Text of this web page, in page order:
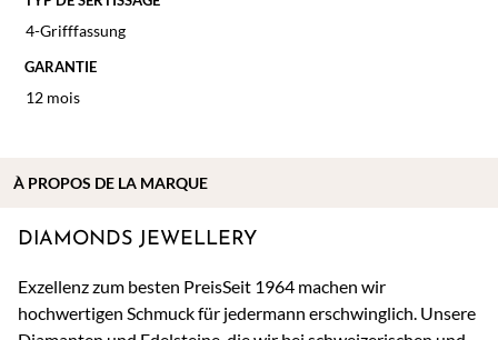
4-Grifffassung
GARANTIE
12 mois
DIAMONDS JEWELLERY
Exzellenz zum besten PreisSeit 1964 machen wir
hochwertigen Schmuck für jedermann erschwinglich. Unsere
À PROPOS DE LA MARQUE